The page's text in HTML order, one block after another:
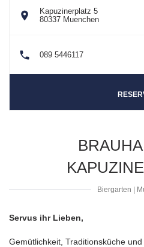
Kapuzinerplatz 5
80337 Muenchen((öffnet ein
089 5446117
Biergarten
Servus ihr Lieben,
Gemütlichkeit, Traditionsküche